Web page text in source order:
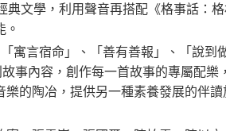
文學，利用聲音再搭配《格事話：
寓言宿命」、「善有善報」、「說到
事內容，創作每一首故事的專屬配樂
的陶冶，提供另一種素養發展的伴讀